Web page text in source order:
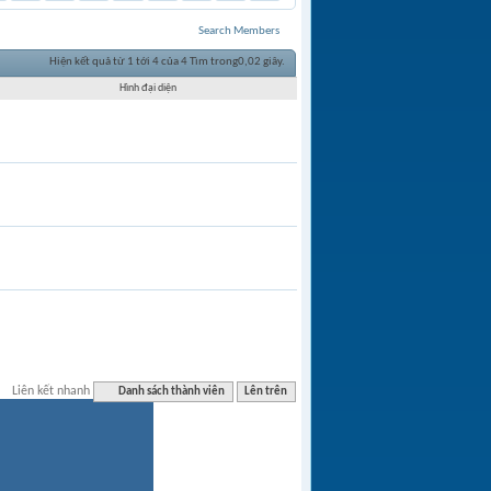
Search Members
Hiện kết quả từ 1 tới 4 của 4Tìm trong0,02 giây.
Hình đại diện
Liên kết nhanh Danh sách thành viên Lên trên